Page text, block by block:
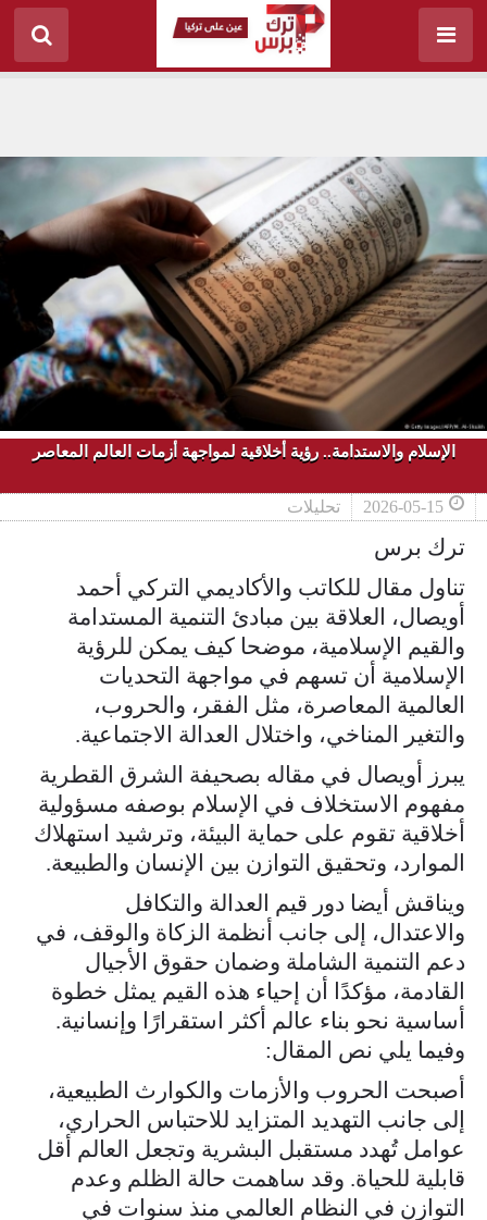
الإسلام والاستدامة.. رؤية أخلاقية لمواجهة أزمات العالم المعاصر
2026-05-15 تحليلات
ترك برس
تناول مقال للكاتب والأكاديمي التركي أحمد
أويصال، العلاقة بين مبادئ التنمية المستدامة
والقيم الإسلامية، موضحا كيف يمكن للرؤية
الإسلامية أن تسهم في مواجهة التحديات
العالمية المعاصرة، مثل الفقر، والحروب،
والتغير المناخي، واختلال العدالة الاجتماعية.
يبرز أويصال في مقاله بصحيفة الشرق القطرية
مفهوم الاستخلاف في الإسلام بوصفه مسؤولية
أخلاقية تقوم على حماية البيئة، وترشيد استهلاك
الموارد، وتحقيق التوازن بين الإنسان والطبيعة.
ويناقش أيضا دور قيم العدالة والتكافل
والاعتدال، إلى جانب أنظمة الزكاة والوقف، في
دعم التنمية الشاملة وضمان حقوق الأجيال
القادمة، مؤكدًا أن إحياء هذه القيم يمثل خطوة
أساسية نحو بناء عالم أكثر استقرارًا وإنسانية.
وفيما يلي نص المقال:
أصبحت الحروب والأزمات والكوارث الطبيعية،
إلى جانب التهديد المتزايد للاحتباس الحراري،
عوامل تُهدد مستقبل البشرية وتجعل العالم أقل
قابلية للحياة. وقد ساهمت حالة الظلم وعدم
التوازن في النظام العالمي منذ سنوات في